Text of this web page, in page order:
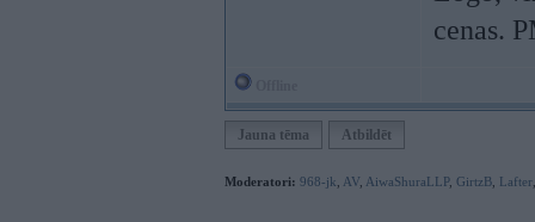
cenas.
Jauna tēma Atbildēt
Moderatori: 968-jk AV AiwaShuraLLP, GirtzB Lafter